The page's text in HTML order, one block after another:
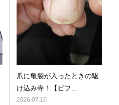
爪に亀裂が入ったときの駆
け込み寺！【ビフ…
2026.07.10